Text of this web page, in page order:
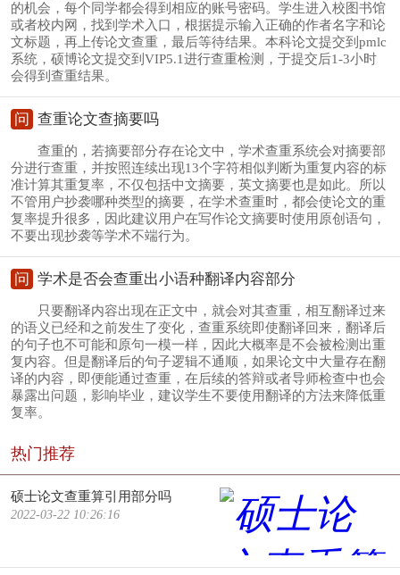
的机会，每个同学都会得到相应的账号密码。学生进入校图书馆
或者校内网，找到学术入口，根据提示输入正确的作者名字和论
文标题，再上传论文查重，最后等待结果。本科论文提交到pmlc
系统，硕博论文提交到VIP5.1进行查重检测，于提交后1-3小时
会得到查重结果。
问 查重论文查摘要吗
查重的，若摘要部分存在论文中，学术查重系统会对摘要部
分进行查重，并按照连续出现13个字符相似判断为重复内容的标
准计算其重复率，不仅包括中文摘要，英文摘要也是如此。所以
不管用户抄袭哪种类型的摘要，在学术查重时，都会使论文的重
复率提升很多，因此建议用户在写作论文摘要时使用原创语句，
不要出现抄袭等学术不端行为。
问 学术是否会查重出小语种翻译内容部分
只要翻译内容出现在正文中，就会对其查重，相互翻译过来
的语义已经和之前发生了变化，查重系统即使翻译回来，翻译后
的句子也不可能和原句一模一样，因此大概率是不会被检测出重
复内容。但是翻译后的句子逻辑不通顺，如果论文中大量存在翻
译的内容，即便能通过查重，在后续的答辩或者导师检查中也会
暴露出问题，影响毕业，建议学生不要使用翻译的方法来降低重
复率。
热门推荐
硕士论文查重算引用部分吗
2022-03-22 10:26:16